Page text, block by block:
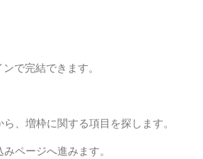
で完結できます。
、増枠に関する項目を探します。
ページへ進みます。